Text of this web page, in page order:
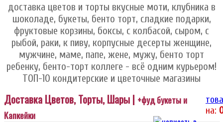
доставка цветов и торты вкусные моти, клубника в
шоколаде, букеты, бенто торт, сладкие подарки,
фруктовые корзины, боксы, с колбасой, сыром, с
рыбой, раки, к пиву, корпусные десерты женщине,
мужчине, маме, папе, жене, мужу, бенто торт
ребенку, бенто-торт коллеге - всё одним курьером!
ТОП-10 кондитерские и цветочные магазины
на:
Доставка Цветов, Торты, Шары | +фуд букеты и
Капкейки